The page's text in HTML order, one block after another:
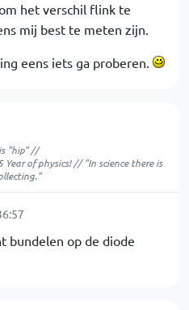
het verschil flink te
mij best te meten zijn.
eens iets ga proberen.
"hip" //
of physics! // "In science there is
bundelen op de diode